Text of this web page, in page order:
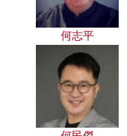
何志平